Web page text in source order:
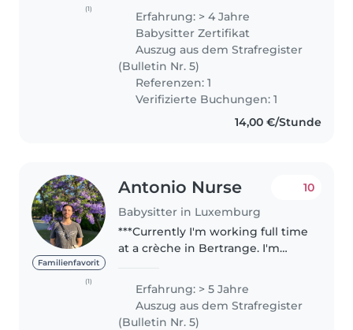
(1)
for early childhood education,
where I'm learning how to
professionally work with..
Erfahrung: > 4 Jahre
Babysitter Zertifikat
Auszug aus dem Strafregister
(Bulletin Nr. 5)
Referenzen: 1
Verifizierte Buchungen: 1
14,00 €/Stunde
Familienfavorit
(1)
Antonio Nurse
Babysitter in Luxemburg
10
***Currently I'm working full time
at a crèche in Bertrange. I'm
other after 7 pm. Also some
weekends*** As a childcare..
Erfahrung: > 5 Jahre
Auszug aus dem Strafregister
(Bulletin Nr. 5)